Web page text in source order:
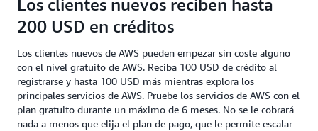
Los clientes nuevos reciben hasta
200 USD en créditos
Los clientes nuevos de AWS pueden empezar sin coste alguno
con el nivel gratuito de AWS. Reciba 100 USD de crédito al
registrarse y hasta 100 USD más mientras explora los
principales servicios de AWS. Pruebe los servicios de AWS con el
plan gratuito durante un máximo de 6 meses. No se le cobrará
nada a menos que elija el plan de pago, que le permite escalar